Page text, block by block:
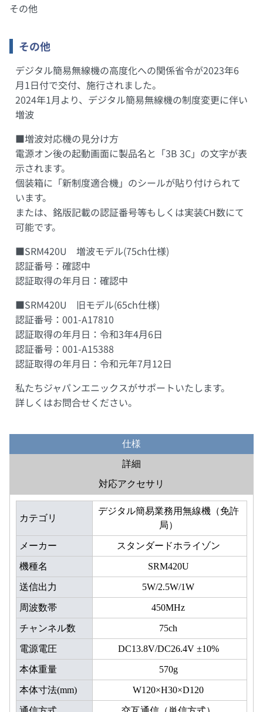
その他
その他
デジタル簡易無線機の高度化への関係省令が2023年6
月1日付で交付、施行されました。
2024年1月より、デジタル簡易無線機の制度変更に伴い
増波
■増波対応機の見分け方
電源オン後の起動画面に製品名と「3B 3C」の文字が表
示されます。
個装箱に「新制度適合機」のシールが貼り付けられて
います。
または、銘版記載の認証番号等もしくは実装CH数にて
可能です。
■SRM420U 増波モデル(75ch仕様)
認証番号：確認中
認証取得の年月日：確認中
■SRM420U 旧モデル(65ch仕様)
認証番号：001-A17810
認証取得の年月日：令和3年4月6日
認証番号：001-A15388
認証取得の年月日：令和元年7月12日
私たちジャパンエニックスがサポートいたします。
詳しくはお問合せください。
仕様
詳細
対応アクセサリ
カテゴリ
デジタル簡易業務用無線機（免許
局）
メーカー スタンダードホライゾン
機種名 SRM420U
送信出力 5W/2.5W/1W
周波数帯 450MHz
チャンネル数 75ch
電源電圧 DC13.8V/DC26.4V ±10%
本体重量 570g
本体寸法(mm) W120×H30×D120